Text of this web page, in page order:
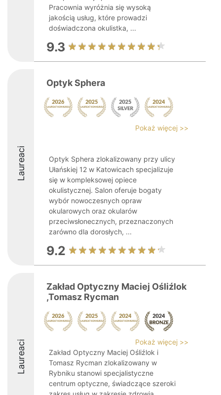
Pracownia wyróżnia się wysoką
jakością usług, które prowadzi
doświadczona okulistka, ...
9.3
Laureaci
Optyk Sphera
Pokaż więcej >>
Optyk Sphera zlokalizowany przy ulicy
Ułańskiej 12 w Katowicach specjalizuje
się w kompleksowej opiece
okulistycznej. Salon oferuje bogaty
wybór nowoczesnych opraw
okularowych oraz okularów
przeciwsłonecznych, przeznaczonych
zarówno dla dorosłych, ...
9.2
Laureaci
Zakład Optyczny Maciej Ośliźlok
,Tomasz Rycman
Pokaż więcej >>
Zakład Optyczny Maciej Ośliźlok i
Tomasz Rycman zlokalizowany w
Rybniku stanowi specjalistyczne
centrum optyczne, świadczące szeroki